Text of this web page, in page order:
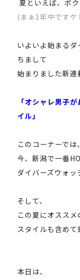
夏といえば、ボ
(まぁ1年中ですケ
いよいよ始まる
ちまして
始まりました新連
「オシャレ男子
イル」
このコーナーでは、
今、新潟で一番
ダイバーズウォッ
そして、
この夏にオスス
スタイルも含め
本日は、